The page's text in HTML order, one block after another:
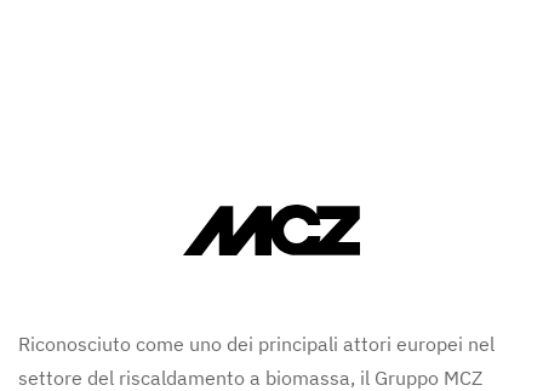
Riconosciuto come uno dei principali attori europei nel
settore del riscaldamento a biomassa, il Gruppo MCZ